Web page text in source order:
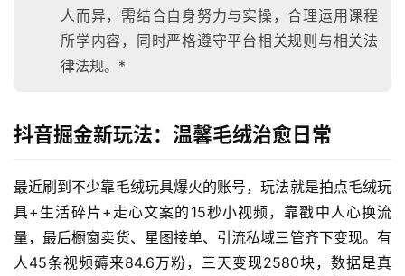
人而异，需结合自身努力与实操，合理运用课程
所学内容，同时严格遵守平台相关规则与相关法
律法规。*
抖音掘金新玩法：温馨毛绒治愈日常
最近刷到不少靠毛绒玩具爆火的账号，玩法就是拍点毛绒玩
具+生活碎片+走心文案的15秒小视频，靠戳中人心换流
量，最后橱窗卖货、星图接单、引流私域三管齐下变现。有
人45条视频薅来84.6万粉，三天变现2580块，数据是真